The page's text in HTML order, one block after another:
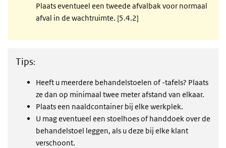
Plaats eventueel een tweede afvalbak voor normaal
afval in de wachtruimte. [5.4.2]
Tips:
Heeft u meerdere behandelstoelen of -tafels? Plaats
ze dan op minimaal twee meter afstand van elkaar.
Plaats een naaldcontainer bij elke werkplek.
U mag eventueel een stoelhoes of handdoek over de
behandelstoel leggen, als u deze bij elke klant
verschoont.